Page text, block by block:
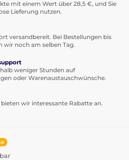
mit einem Wert über 28,5 €, und Sie
Lieferung nutzen.
versandbereit. Bei Bestellungen bis
wir noch am selben Tag.
weniger Stunden auf
oder Warenaustauschwünsche.
wir interessante Rabatte an.